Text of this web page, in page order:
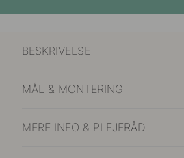
BESKRIVELSE
MÅL & MONTERING
MERE INFO & PLEJERÅD